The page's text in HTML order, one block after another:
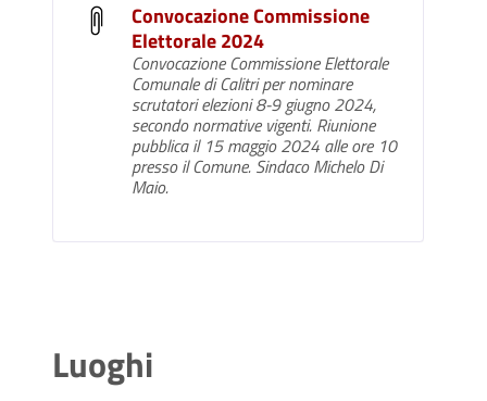
Convocazione Commissione
Elettorale 2024
Convocazione Commissione Elettorale
Comunale di Calitri per nominare
scrutatori elezioni 8-9 giugno 2024,
secondo normative vigenti. Riunione
pubblica il 15 maggio 2024 alle ore 10
presso il Comune. Sindaco Michelo Di
Maio.
Luoghi